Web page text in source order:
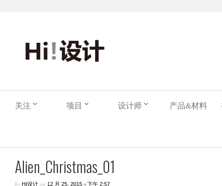
关注 项目 设计师 产品&材料
Alien_Christmas_01
by HI设计 on 12 月 25, 2015 •下午 2:57